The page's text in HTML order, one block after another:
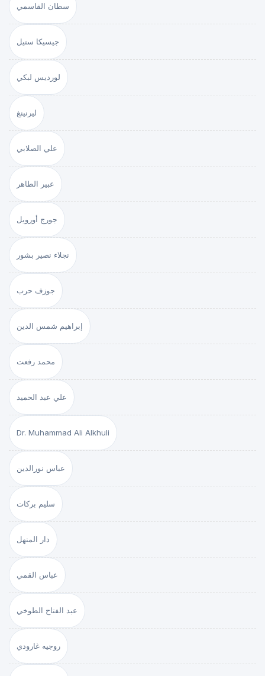
سطان القاسمي
جيسيكا ستيل
لورديس لبكي
ليرنينغ
علي الصلابي
عبير الطاهر
جورج أورويل
نجلاء نصير بشور
جوزف حرب
إبراهيم شمس الدين
محمد رفعت
علي عبد الحميد
Dr. Muhammad Ali Alkhuli
عباس نورالدين
سليم بركات
دار المنهل
عباس القمي
عبد الفتاح الطوخي
روجيه غارودي